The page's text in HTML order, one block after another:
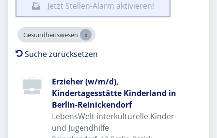
Jetzt Stellen-Alarm aktivieren!
Gesundheitswesen
Suche zurücksetzen
Erzieher (w/m/d),
Kindertagesstätte Kinderland in
Berlin-Reinickendorf
LebensWelt interkulturelle Kinder-
und Jugendhilfe